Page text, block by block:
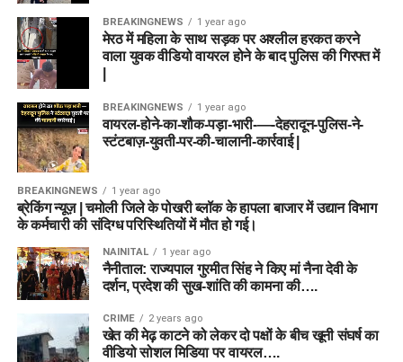
BREAKINGNEWS 1 year ago
मेरठ में महिला के साथ सड़क पर अश्लील हरकत करने
वाला युवक वीडियो वायरल होने के बाद पुलिस की गिरफ्त में
BREAKINGNEWS 1 year ago
वायरल-होने-का-शौक-पड़ा-भारी-—-देहरादून-पुलिस-ने-
स्टंटबाज़-युवती-पर-की-चालानी-कार्रवाई |
BREAKINGNEWS 1 year ago
ब्रेकिंग न्यूज़ | चमोली जिले के पोखरी ब्लॉक के हापला बाजार में उद्यान विभाग
के कर्मचारी की संदिग्ध परिस्थितियों में मौत हो गई।
NAINITAL 1 year ago
नैनीताल: राज्यपाल गुरमीत सिंह ने किए मां नैना देवी के
दर्शन, प्रदेश की सुख-शांति की कामना की….
CRIME 2 years ago
खेत की मेढ़ काटने को लेकर दो पक्षों के बीच खूनी संघर्ष का
वीडियो सोशल मिडिया पर वायरल….